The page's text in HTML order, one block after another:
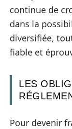
continue de
dans la
diversifiée,
fiable et
LES
Pour devenir